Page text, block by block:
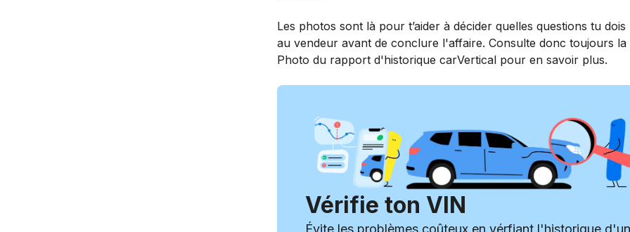
Les photos sont là pour t’aider à décider quelles questions tu
au vendeur avant de conclure l'affaire. Consulte donc toujours la
Photo du rapport d'historique carVertical pour en savoir plus.
Vérifie ton VIN
Évite les problèmes coûteux en vérfiant l'historique d'un